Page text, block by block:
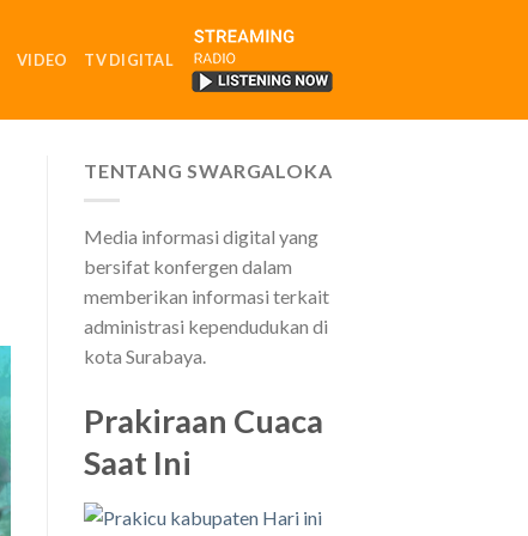
VIDEO TV DIGITAL RADIO
TENTANG SWARGALOKA
Media informasi digital yang
bersifat konfergen dalam
memberikan informasi terkait
administrasi kependudukan di
kota Surabaya.
Prakiraan Cuaca
Saat Ini